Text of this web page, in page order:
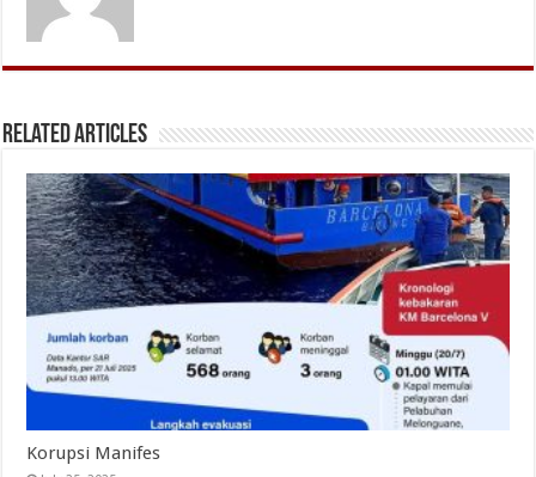
Related Articles
Korupsi Manifes